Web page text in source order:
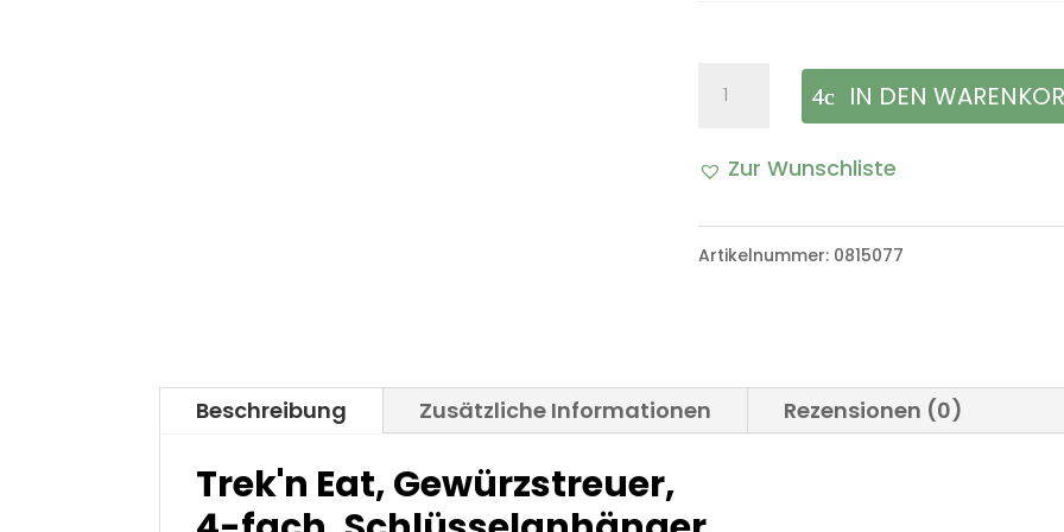
Trek'n
Gewürzstreuer,
fach,
IN DEN
Zur Wunschliste
Artikelnummer: 0815077
Beschreibung Zusätzliche Informationen Rezensionen (0)
Trek'n Eat, Gewürzstreuer,